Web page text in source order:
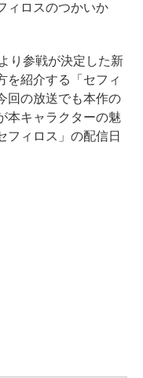
ィロスのつかいか
り参戦が決定した新
を紹介する「セフィ
回の放送でも本作の
本キャラクターの魅
フィロス」の配信日